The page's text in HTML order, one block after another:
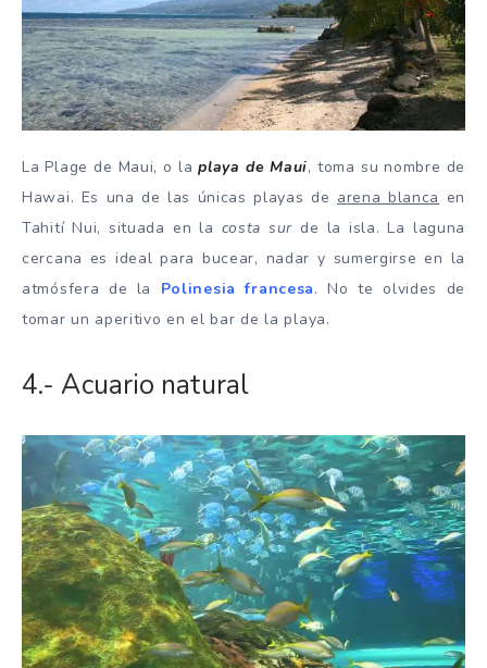
La Plage de Maui, o laplaya de Maui, toma su nombre de
Hawai. Es una de las únicas playas de arena blanca en
Tahití Nui, situada en la costa sur de la isla. La laguna
cercana es ideal para bucear, nadar y sumergirse en la
atmósfera de la Polinesia francesa. No te olvides de
tomar un aperitivo en el bar de la playa.
4.- Acuario natural